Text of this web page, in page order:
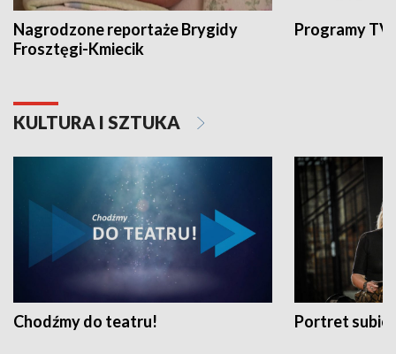
Nagrodzone reportaże Brygidy
Frosztęgi-Kmiecik
Programy
KULTURA I SZTUKA
Chodźmy do teatru! Portret